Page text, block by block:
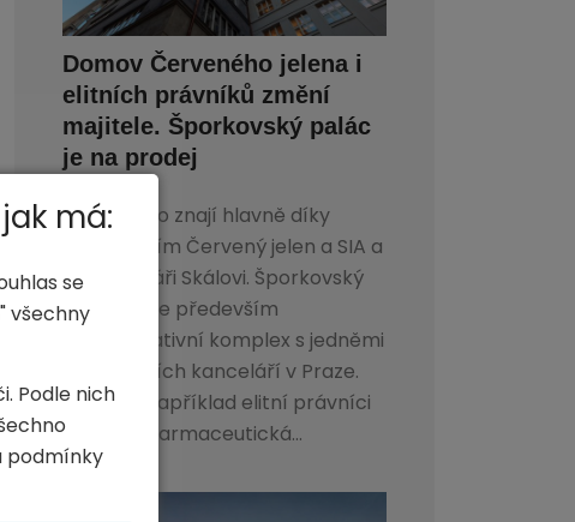
Domov Červeného jelena i
elitních právníků změní
majitele. Šporkovský palác
je na prodej
Pražané ho znají hlavně díky
restauracím Červený jelen a SIA a
také cukráři Skálovi. Šporkovský
palác je ale především
administrativní komplex s jedněmi
z nejdražších kanceláří v Praze.
Sídlí zde například elitní právníci
Dentons, farmaceutická...
má:
se
všechny
Podle nich
podmínky